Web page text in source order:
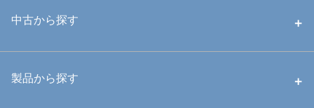
中古から探す
中古ハウジング
製品から探す